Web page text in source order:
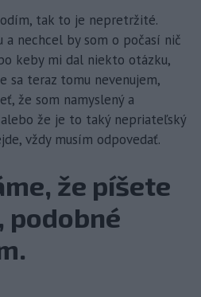
tak to je nepretržité.
a nechcel by som o počasí nič
keby mi dal niekto otázku,
sa teraz tomu nevenujem,
že som namyslený a
že je to taký nepriateľský
vždy musím odpovedať.
že píšete
podobné